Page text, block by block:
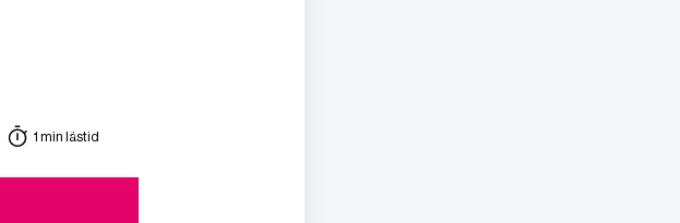
1 min lästid